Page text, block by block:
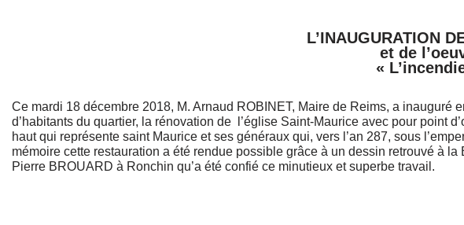
L’INAUGURATION
et de
«
Ce mardi 18 décembre 2018, M. Arnaud ROBINET, Maire de Reims, a
d’habitants du quartier, la rénovation de l’église Saint-Maurice avec pour point
haut qui représente saint Maurice et ses généraux qui, vers l’an 287, sous
mémoire cette restauration a été rendue possible grâce à un dessin retrouvé à
Pierre BROUARD à Ronchin qu’a été confié ce minutieux et superbe travail.